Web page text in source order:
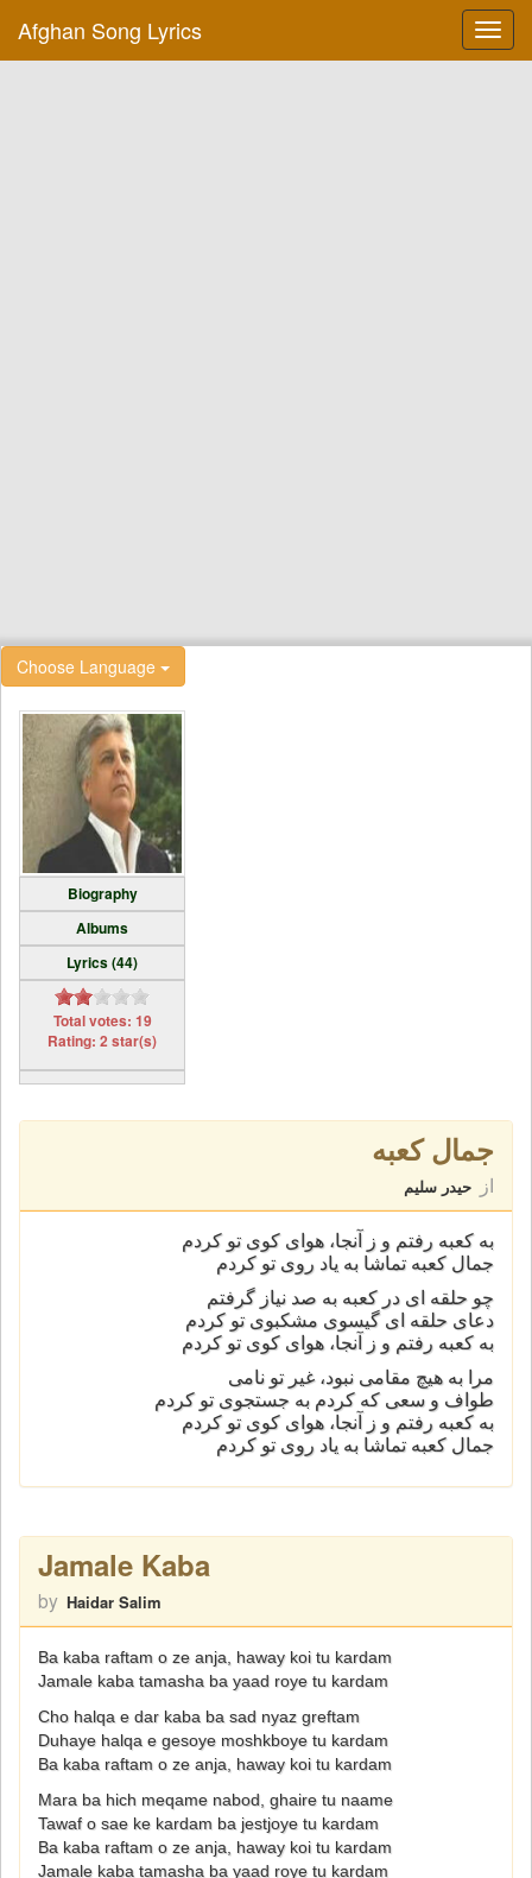
Afghan Song Lyrics
Choose Language
Biography
Albums
Lyrics (44)
Total votes: 19
Rating: 2 star(s)
جمال کعبه
از حیدر سلیم
به کعبه رفتم و ز آنجا، هوای کوی تو کردم
جمال کعبه تماشا به ياد روی تو کردم
چو حلقه ای در کعبه به صد نياز گرفتم
دعای حلقه ای گيسوی مشکبوی تو کردم
به کعبه رفتم و ز آنجا، هوای کوی تو کردم
مرا به هيچ مقامی نبود، غير تو نامی
طواف و سعی که کردم به جستجوی تو کردم
به کعبه رفتم و ز آنجا، هوای کوی تو کردم
جمال کعبه تماشا به ياد روی تو کردم
Jamale Kaba
by Haidar Salim
Ba kaba raftam o ze anja, haway koi tu kardam
Jamale kaba tamasha ba yaad roye tu kardam
Cho halqa e dar kaba ba sad nyaz greftam
Duhaye halqa e gesoye moshkboye tu kardam
Ba kaba raftam o ze anja, haway koi tu kardam
Mara ba hich meqame nabod, ghaire tu naame
Tawaf o sae ke kardam ba jestjoye tu kardam
Ba kaba raftam o ze anja, haway koi tu kardam
Jamale kaba tamasha ba yaad roye tu kardam